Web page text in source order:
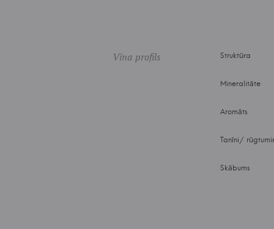
Vīna profils Struktūra
Mineralitāte
Aromāts
Tanīni/
Skābums